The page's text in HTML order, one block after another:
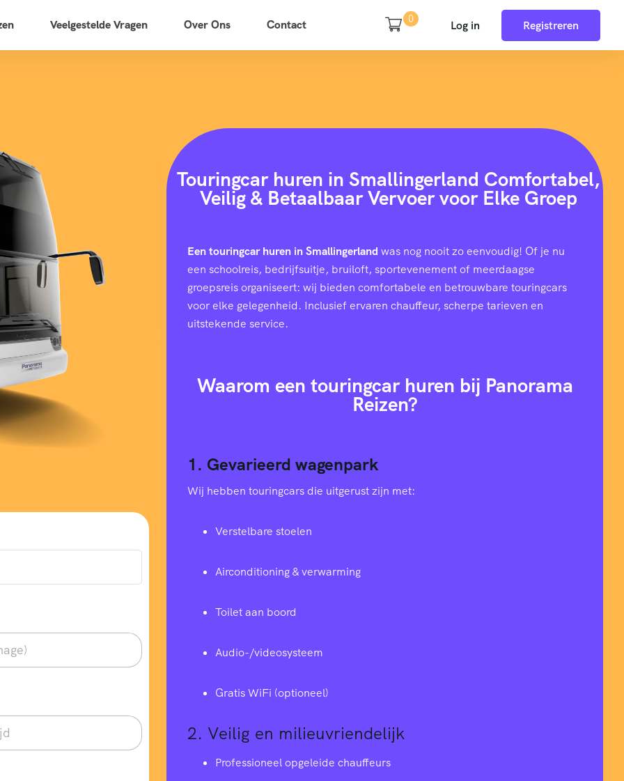
Veelgestelde Vragen Over Ons Contact 0 Log in Registreren
Touringcar huren in Smallingerland Comfortabel,
Veilig & Betaalbaar Vervoer voor Elke Groep
Een touringcar huren in Smallingerland was nog nooit zo eenvoudig! Of je nu
een schoolreis, bedrijfsuitje, bruiloft, sportevenement of meerdaagse
groepsreis organiseert: wij bieden comfortabele en betrouwbare touringcars
voor elke gelegenheid. Inclusief ervaren chauffeur, scherpe tarieven en
uitstekende service.
Waarom een touringcar huren bij Panorama
Reizen?
1. Gevarieerd wagenpark
Wij hebben touringcars die uitgerust zijn met:
Verstelbare stoelen
Airconditioning & verwarming
Toilet aan boord
Audio-/videosysteem
Gratis WiFi (optioneel)
2. Veilig en milieuvriendelijk
Professioneel opgeleide chauffeurs